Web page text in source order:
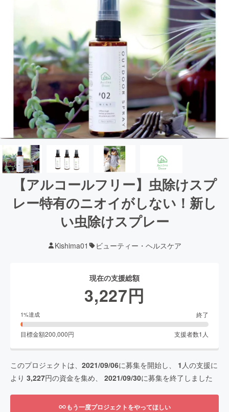
【アルコールフリー】虫除けスプ
レー特有のニオイがしない！新し
い虫除けスプレー
Kishima01 ビューティー・ヘルスケア
現在の支援総額
3,227円
1%達成 終了
目標金額200,000円 支援者数1 人
このプロジェクトは、 2021/09/06に募集を開始し、 1 人の支援に
より 3,227円の資金を集め、 2021/09/30に募集を終了しました
もう一度プロジェクトをやってほしい